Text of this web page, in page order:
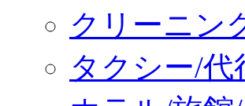
クリーニン
タクシー/代